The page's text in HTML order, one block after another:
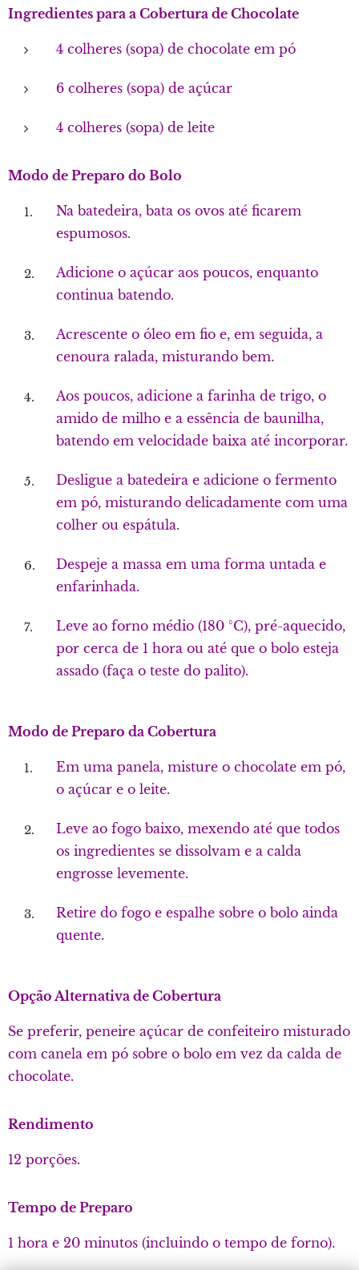
Ingredientes para a Cobertura de Chocolate
4 colheres (sopa) de chocolate em pó
6 colheres (sopa) de açúcar
4 colheres (sopa) de leite
Modo de Preparo do Bolo
Na batedeira, bata os ovos até ficarem
espumosos.
Adicione o açúcar aos poucos, enquanto
continua batendo.
Acrescente o óleo em fio e, em seguida, a
cenoura ralada, misturando bem.
Aos poucos, adicione a farinha de trigo, o
amido de milho e a essência de baunilha,
batendo em velocidade baixa até incorporar.
Desligue a batedeira e adicione o fermento
em pó, misturando delicadamente com uma
colher ou espátula.
Despeje a massa em uma forma untada e
enfarinhada.
Leve ao forno médio (180 °C), pré-aquecido,
por cerca de 1 hora ou até que o bolo esteja
assado (faça o teste do palito).
Modo de Preparo da Cobertura
Em uma panela, misture o chocolate em pó,
o açúcar e o leite.
Leve ao fogo baixo, mexendo até que todos
os ingredientes se dissolvam e a calda
engrosse levemente.
Retire do fogo e espalhe sobre o bolo ainda
quente.
Opção Alternativa de Cobertura
Se preferir, peneire açúcar de confeiteiro misturado
com canela em pó sobre o bolo em vez da calda de
chocolate.
Rendimento
12 porções.
Tempo de Preparo
1 hora e 20 minutos (incluindo o tempo de forno).